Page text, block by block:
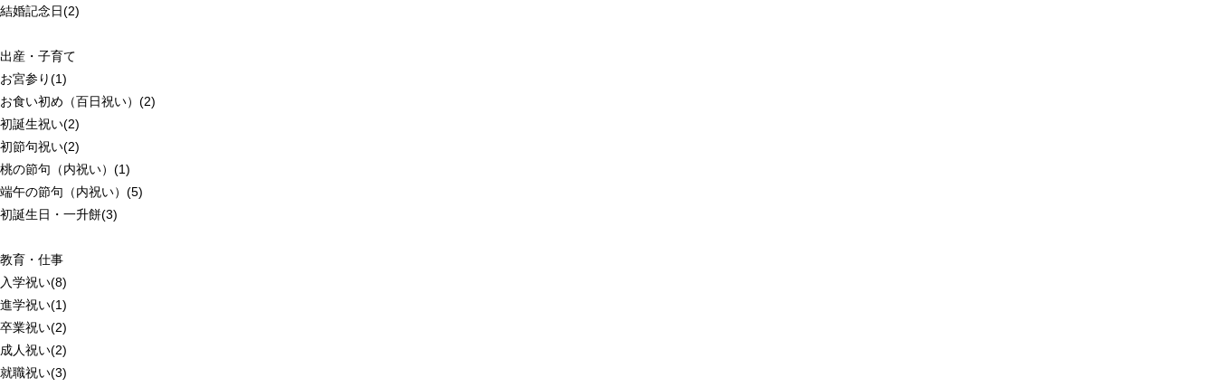
結婚記念日(2)
出産・子育て
お宮参り(1)
お食い初め（百日祝い）(2)
初誕生祝い(2)
初節句祝い(2)
桃の節句（内祝い）(1)
端午の節句（内祝い）(5)
初誕生日・一升餅(3)
教育・仕事
入学祝い(8)
進学祝い(1)
卒業祝い(2)
成人祝い(2)
就職祝い(3)